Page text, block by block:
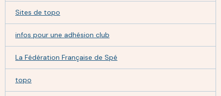
Sites de topo
infos pour une adhésion club
La Fédération Française de Spé
topo